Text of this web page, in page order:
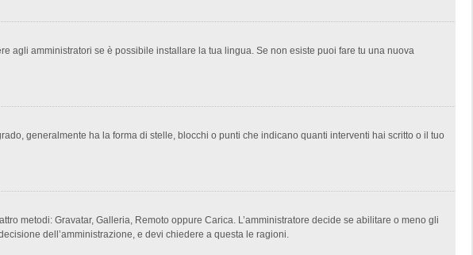
agli amministratori se è possibile installare la tua lingua. Se non esiste puoi fare tu una nuova
generalmente ha la forma di stelle, blocchi o punti che indicano quanti interventi hai scritto o il tuo
metodi: Gravatar, Galleria, Remoto oppure Carica. L’amministratore decide se abilitare o meno gli
dell’amministrazione, e devi chiedere a questa le ragioni.